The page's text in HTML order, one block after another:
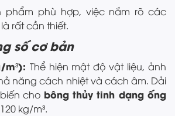
phẩm phù hợp, việc nắm rõ các
rất cần thiết.
số cơ bản
m³): Thể hiện mật độ vật liệu, ảnh
năng cách nhiệt và cách âm. Dải
cho bông thủy tinh dạng ống
kg/m³.